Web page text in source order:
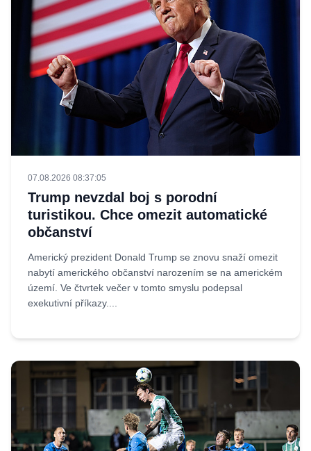
07.08.2026 08:37:05
Trump nevzdal boj s porodní
turistikou. Chce omezit automatické
občanství
Americký prezident Donald Trump se znovu snaží omezit
nabytí amerického občanství narozením se na americkém
území. Ve čtvrtek večer v tomto smyslu podepsal
exekutivní příkazy....